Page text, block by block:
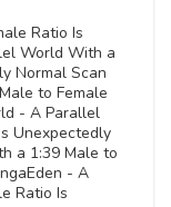
Ratio Is
World With a
Normal Scan
to Female
- A Parallel
Unexpectedly
a 1:39 Male to
- A
Ratio Is